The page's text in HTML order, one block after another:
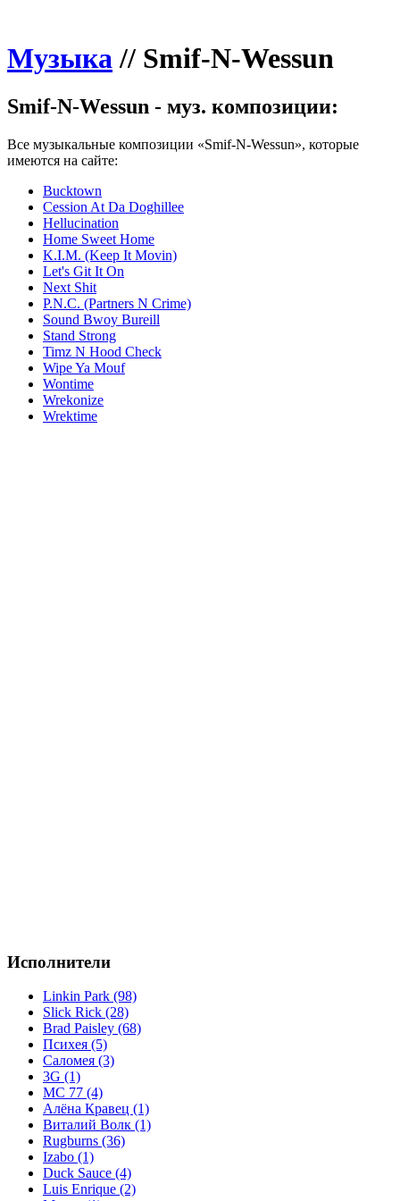
Музыка// Smif-N-Wessun
Smif-N-Wessun - муз. композиции:
Все музыкальные композиции «Smif-N-Wessun», которые
имеются на сайте:
Bucktown
Cession At Da Doghillee
Hellucination
Home Sweet Home
K.I.M. (Keep It Movin)
Let's Git It On
Next Shit
P.N.C. (Partners N Crime)
Sound Bwoy Bureill
Stand Strong
Timz N Hood Check
Wipe Ya Mouf
Wontime
Wrekonize
Wrektime
Исполнители
Linkin Park (98)
Slick Rick (28)
Brad Paisley (68)
Психея (5)
Саломея (3)
3G (1)
MC 77 (4)
Алёна Кравец (1)
Виталий Волк (1)
Rugburns (36)
Izabo (1)
Duck Sauce (4)
Luis Enrique (2)